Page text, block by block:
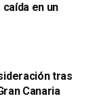
en un
tras
Canaria